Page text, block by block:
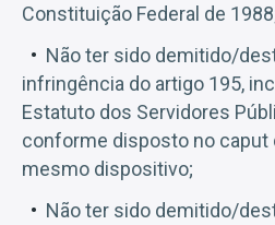
Constituição Federal de
Não ter sido demitido/
infringência do artigo 195,
Estatuto dos Servidores
conforme disposto no caput
mesmo dispositivo;
Não ter sido demitido/